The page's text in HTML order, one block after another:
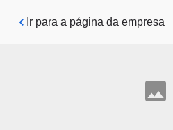
Pular para o conteúdo principal
Ir para a página da empresa